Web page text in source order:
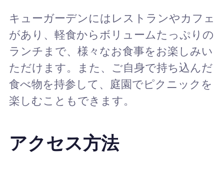
キューガーデンにはレストランやカフェ
があり、軽食からボリュームたっぷりの
ランチまで、様々なお食事をお楽しみい
ただけます。また、ご自身で持ち込んだ
食べ物を持参して、庭園でピクニックを
楽しむこともできます。
アクセス方法